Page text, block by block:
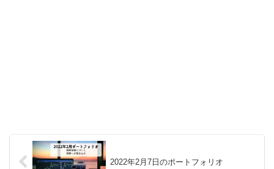
2022年2月7日のポートフォリオ